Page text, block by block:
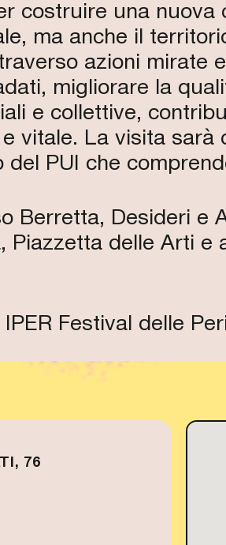
costruire una nuova
ma anche il
azioni
migliorare la
e collettive,
vitale. La visita
del PUI che
Berretta, Desideri e
Piazzetta delle Arti e
Festival delle
76